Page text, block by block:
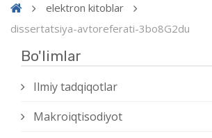
elektron kitoblar
dissertatsiya-avtoreferati-3bo8G2du
Bo'limlar
Ilmiy tadqiqotlar
Makroiqtisodiyot